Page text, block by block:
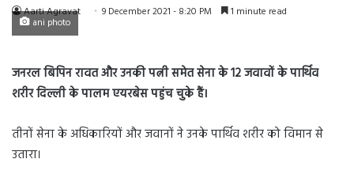
Aarti Agravat 9 December 2021 - 8:20 PM 1 minute read
ani photo
जनरल बिपिन रावत और उनकी पत्नी समेत सेना के 12 जवावों के पार्थिव
शरीर दिल्ली के पालम एयरबेस पहुंच चुके हैं।
तीनों सेना के अधिकारियों और जवानों ने उनके पार्थिव शरीर को विमान से
उतारा।